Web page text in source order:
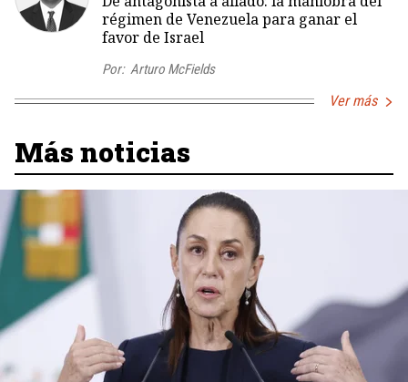
régimen de Venezuela para ganar el
favor de Israel
Por: Arturo McFields
Ver más
Más noticias